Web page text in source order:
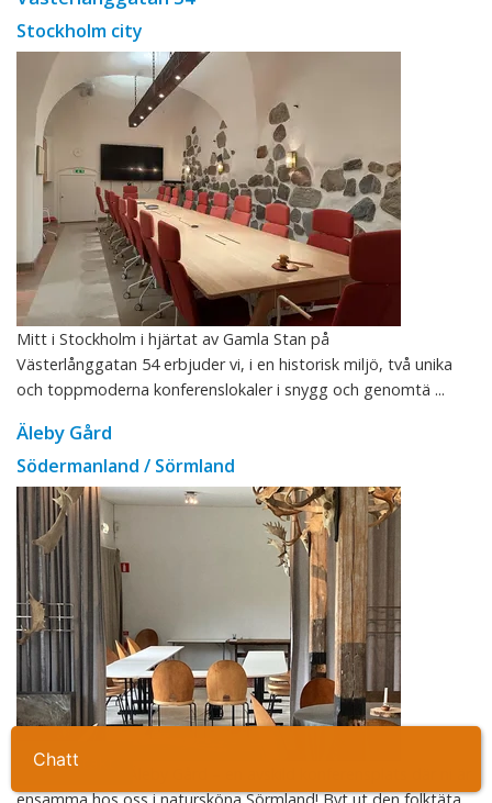
Ta kontakt
Stockholm city
Mitt i Stockholm i hjärtat av Gamla Stan på
Västerlånggatan 54 erbjuder vi, i en historisk miljö, två unika
och toppmoderna konferenslokaler i snygg och genomtä ...
Äleby Gård
Södermanland / Sörmland
Välkommen till Äleby Gård – en avskild konferensplats där ni är
ensamma hos oss i natursköna Sörmland! Byt ut den folktäta